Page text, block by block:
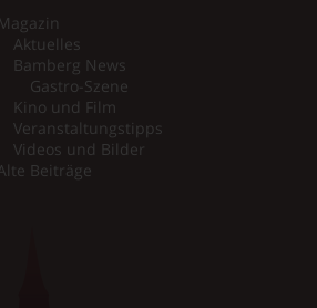
Magazin
Aktuelles
Bamberg News
Gastro-Szene
Kino und Film
Veranstaltungstipps
Videos und Bilder
Beiträge